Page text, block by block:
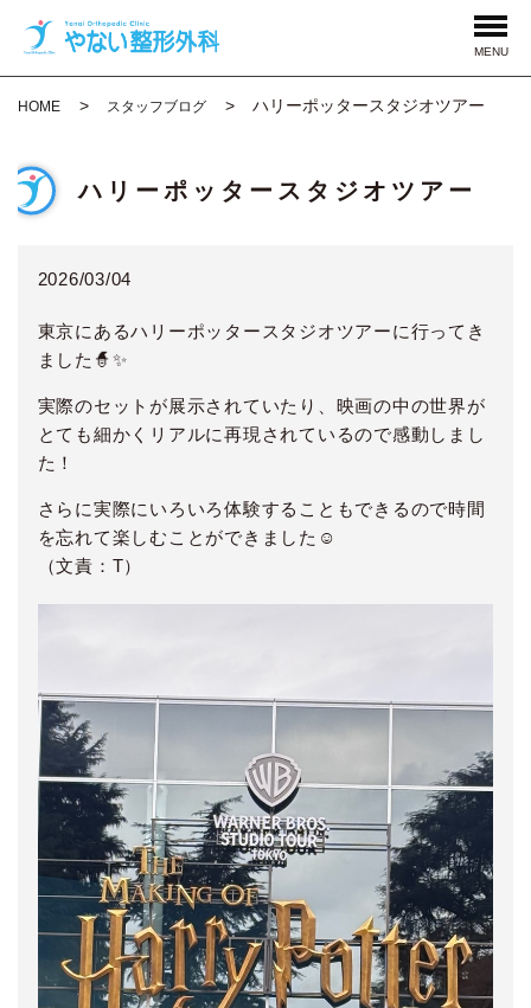
MENU
HOME スタッフブログ ハリーポッタースタジオツアー
ハリーポッタースタジオツアー
2026/03/04
東京にあるハリーポッタースタジオツアーに行ってき
ました🧙✨
実際のセットが展示されていたり、 映画の中の世界が
とても細かくリアルに再現されているので感動しまし
た！
さらに実際にいろいろ体験することもできるので時間
を忘れて楽しむことができました☺️
（文責：T）